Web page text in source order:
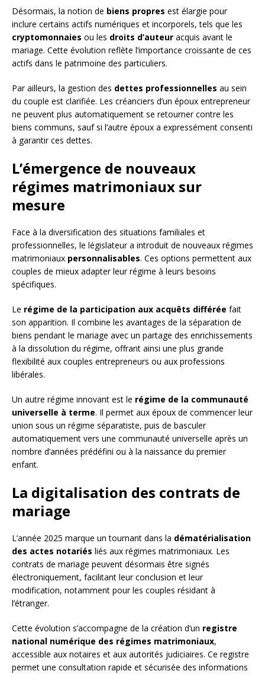
Désormais, la notion de biens propres est élargie pour
inclure certains actifs numériques et incorporels, tels que les
cryptomonnaies ou les droits d’auteur acquis avant le
mariage. Cette évolution reflète l’importance croissante de ces
actifs dans le patrimoine des particuliers.
Par ailleurs, la gestion des dettes professionnelles au sein
du couple est clarifiée. Les créanciers d’un époux entrepreneur
ne peuvent plus automatiquement se retourner contre les
biens communs, sauf si l’autre époux a expressément consenti
à garantir ces dettes.
L’émergence de nouveaux
régimes matrimoniaux sur
mesure
Face à la diversification des situations familiales et
professionnelles, le législateur a introduit de nouveaux régimes
matrimoniaux personnalisables. Ces options permettent aux
couples de mieux adapter leur régime à leurs besoins
spécifiques.
Le régime de la participation aux acquêts différée fait
son apparition. Il combine les avantages de la séparation de
biens pendant le mariage avec un partage des enrichissements
à la dissolution du régime, offrant ainsi une plus grande
flexibilité aux couples entrepreneurs ou aux professions
libérales.
Un autre régime innovant est le régime de la communauté
universelle à terme. Il permet aux époux de commencer leur
union sous un régime séparatiste, puis de basculer
automatiquement vers une communauté universelle après un
nombre d’années prédéfini ou à la naissance du premier
enfant.
La digitalisation des contrats de
mariage
L’année 2025 marque un tournant dans la dématérialisation
des actes notariés liés aux régimes matrimoniaux. Les
contrats de mariage peuvent désormais être signés
électroniquement, facilitant leur conclusion et leur
modification, notamment pour les couples résidant à
l’étranger.
Cette évolution s’accompagne de la création d’un registre
national numérique des régimes matrimoniaux,
accessible aux notaires et aux autorités judiciaires. Ce registre
permet une consultation rapide et sécurisée des informations